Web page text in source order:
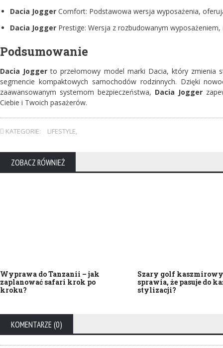
Dacia Jogger Comfort: Podstawowa wersja wyposażenia,
Dacia Jogger Prestige: Wersja z rozbudowanym
Podsumowanie
Dacia Joggerto przełomowy model marki Dacia, który zmienia
segmencie kompaktowych samochodów rodzinnych. Dzięki
zaawansowanym systemom bezpieczeństwa, Dacia Jogger
Ciebie i Twoich pasażerów.
KATEGORIE: LIFESTYLE,
ZOBACZ RÓWNIEŻ
Wyprawa do Tanzanii – jak
zaplanować safari krok po
kroku?
Szary golf kaszmirowy
sprawia, że pasuje do
stylizacji?
KOMENTARZE (0)